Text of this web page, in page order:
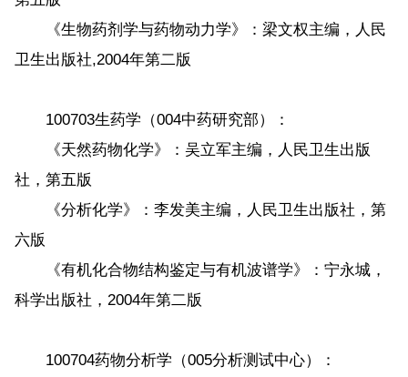
《生物药剂学与药物动力学》：梁文权主编，人民
卫生出版社,2004年第二版
100703生药学（004中药研究部）：
《天然药物化学》：吴立军主编，人民卫生出版
社，第五版
《分析化学》：李发美主编，人民卫生出版社，第
六版
《有机化合物结构鉴定与有机波谱学》：宁永城，
科学出版社，2004年第二版
100704药物分析学（005分析测试中心）：